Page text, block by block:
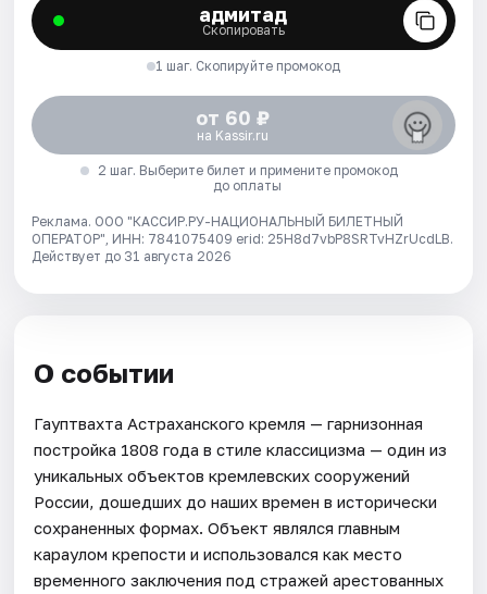
адмитад
Скопировать
1 шаг. Скопируйте промокод
от 60 ₽
на Kassir.ru
2 шаг. Выберите билет и примените промокод
до оплаты
Реклама. ООО "КАССИР.РУ-НАЦИОНАЛЬНЫЙ БИЛЕТНЫЙ
ОПЕРАТОР", ИНН: 7841075409 erid: 25H8d7vbP8SRTvHZrUcdLB.
Действует до 31 августа 2026
О событии
Гауптвахта Астраханского кремля — гарнизонная
постройка 1808 года в стиле классицизма — один из
уникальных объектов кремлевских сооружений
России, дошедших до наших времен в исторически
сохраненных формах. Объект являлся главным
караулом крепости и использовался как место
временного заключения под стражей арестованных